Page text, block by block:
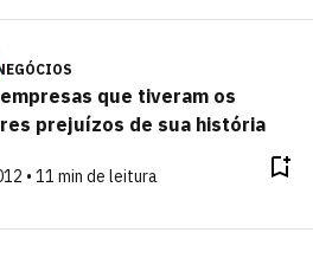
que tiveram os
prejuízos de sua história
• 11 min de leitura